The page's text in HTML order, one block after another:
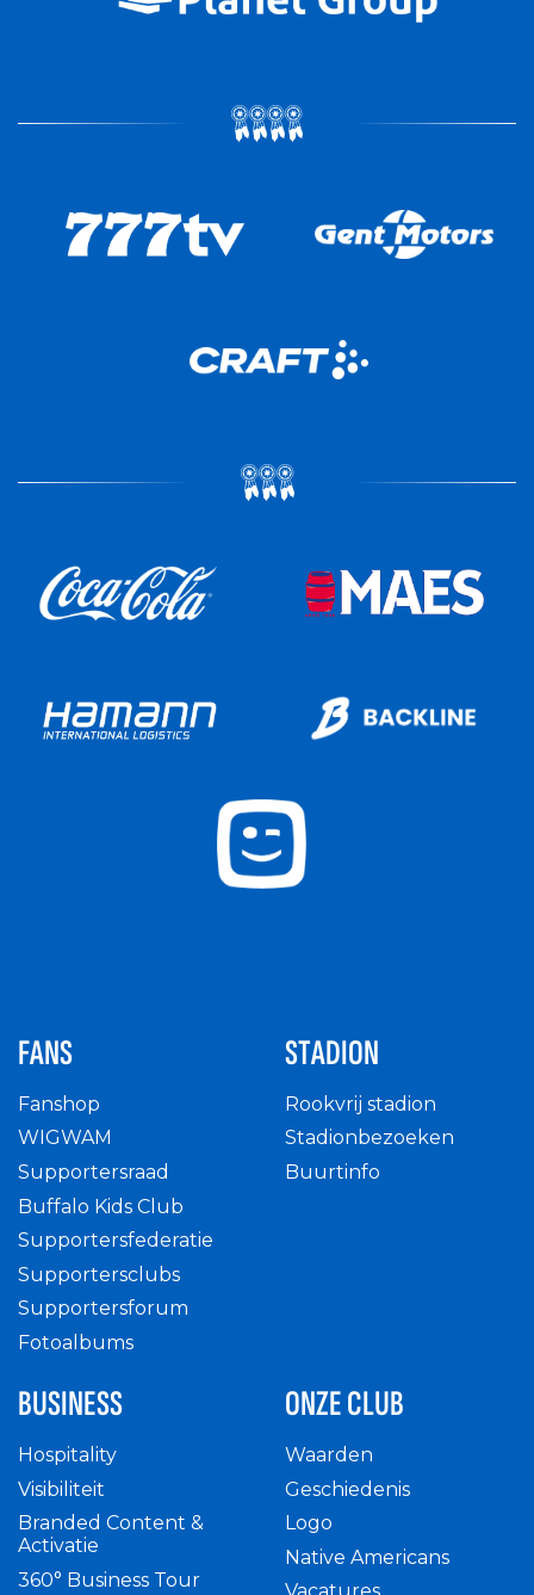
FANS
Fanshop
WIGWAM
Supportersraad
Buffalo Kids Club
Supportersfederatie
Supportersclubs
Supportersforum
Fotoalbums
STADION
Rookvrij stadion
Stadionbezoeken
Buurtinfo
BUSINESS
Hospitality
Visibiliteit
Branded Content &
Activatie
360° Business Tour
ONZE CLUB
Waarden
Geschiedenis
Logo
Native Americans